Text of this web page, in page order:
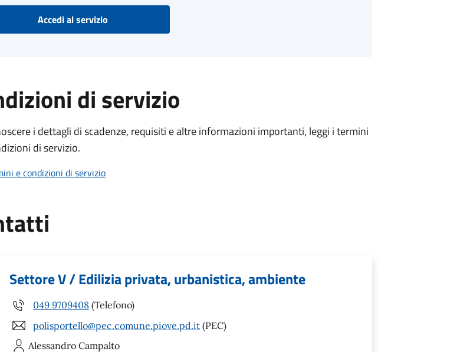
Accedi al servizio
di servizio
i dettagli di scadenze, requisiti e altre informazioni importanti, leggi i termini
di servizio.
e condizioni di servizio
Settore V / Edilizia privata, urbanistica, ambiente
049 9709408 (Telefono)
polisportello@pec.comune.piove.pd.it (PEC)
Alessandro Campalto